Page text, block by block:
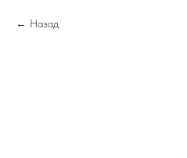
Назад